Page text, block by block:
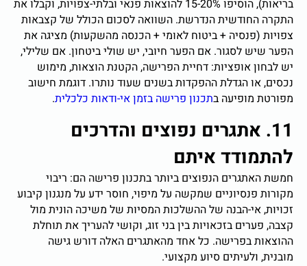
בריאות), הוסיפו 15-20% להוצאות פנאי ובלתי-צפויות, וקבלו את
התקרה החודשית הנדרשת. השוואה לסכום הכולל של קצבאות
צפויות (פנסיה + ביטוח לאומי + הכנסה מהשקעות) מציגה את
הפער שיש לסגור. אם הפער חיובי, יש שולי ביטחון. אם שלילי,
יש לבחון אופציות: דחיית הפרישה, הקטנת הוצאות, מימוש
נכסים, או הגדלת ההפקדות בשנים שעוד נותרו. דוגמת חישוב
מפורטת מופיעה בתכנון פרישה בזמן אי-ודאות כלכלית.
11. אתגרים נפוצים והדרכים
להתמודד איתם
חמשת האתגרים הנפוצים ביותר בתכנון פרישה הם: ריבוי
מקורות פנסיוניים שמקשה על מיפוי, חוסר ידע על מנגנון קיבוע
זכויות, אי-הבנה של ההשלכות המסיות של משיכה הונית מול
קצבה, פערים בזכאויות בין בני זוג, וקושי להעריך את תוחלת
ההוצאות בפרישה. כל אחד מהאתגרים האלה דורש גישה
מובנית, ולעיתים סיוע מקצועי.